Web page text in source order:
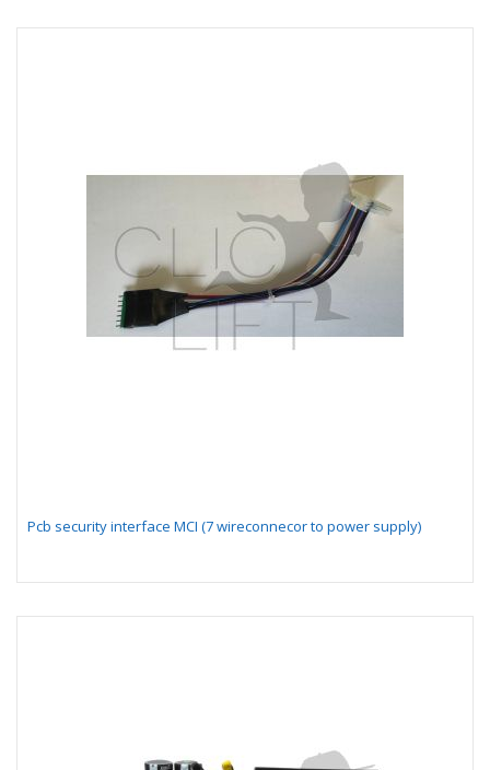
Pcb security interface MCI (7 wireconnecor to power supply)